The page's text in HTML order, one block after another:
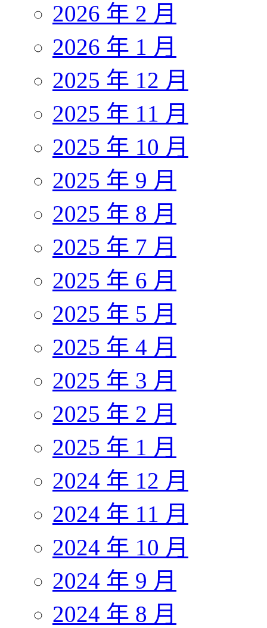
2026 年 2 月
2026 年 1 月
2025 年 12 月
2025 年 11 月
2025 年 10 月
2025 年 9 月
2025 年 8 月
2025 年 7 月
2025 年 6 月
2025 年 5 月
2025 年 4 月
2025 年 3 月
2025 年 2 月
2025 年 1 月
2024 年 12 月
2024 年 11 月
2024 年 10 月
2024 年 9 月
2024 年 8 月